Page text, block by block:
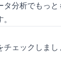
タ分析でもっ
ェックしまし